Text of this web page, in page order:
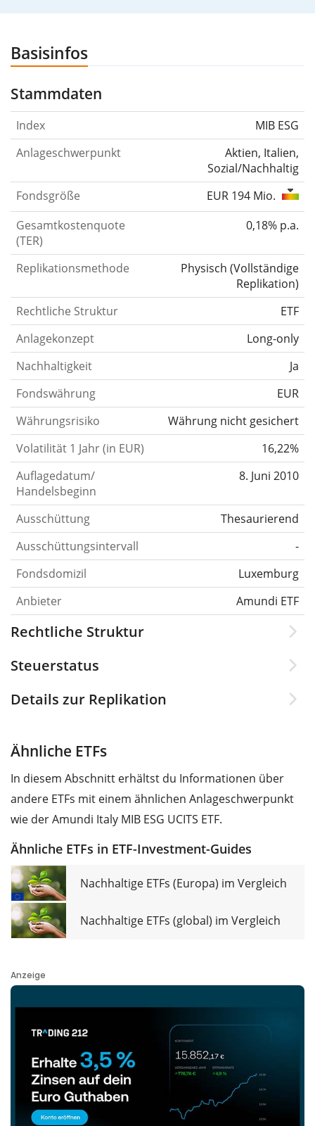
Basisinfos
Stammdaten
Index
MIB ESG
Anlageschwerpunkt
Aktien, Italien,
Sozial/Nachhaltig
Fondsgröße
EUR 194 Mio.
Gesamtkostenquote
(TER)
0,18% p.a.
Replikationsmethode Physisch (Vollständige
Replikation)
Rechtliche Struktur
ETF
Anlagekonzept
Long-only
Nachhaltigkeit
Ja
Fondswährung
EUR
Währungsrisiko
Währung nicht gesichert
Volatilität 1 Jahr (in EUR)
16,22%
Auflagedatum/
Handelsbeginn
8. Juni 2010
Ausschüttung
Thesaurierend
Ausschüttungsintervall
-
Fondsdomizil
Luxemburg
Anbieter
Amundi ETF
Rechtliche Struktur
Steuerstatus
Details zur Replikation
Ähnliche ETFs
In diesem Abschnitt erhältst du Informationen über
andere ETFs mit einem ähnlichen Anlageschwerpunkt
wie der Amundi Italy MIB ESG UCITS ETF.
Ähnliche ETFs in ETF-Investment-Guides
Nachhaltige ETFs (Europa) im Vergleich
Nachhaltige ETFs (global) im Vergleich